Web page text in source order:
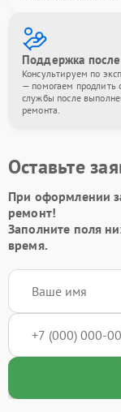
Поддержка после
Консультируем по
— помогаем продлить
службы после
ремонта.
Оставьте
При оформлении
ремонт!
Заполните поля
время.